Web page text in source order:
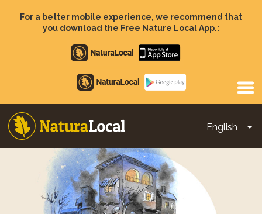
For a better mobile experience, we recommend that
you download the Free Nature Local App.:
Apple
store
Google
Play
English
Main
navigation